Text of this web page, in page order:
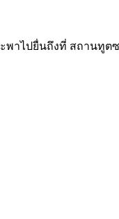
พาไปยื่นถึงที่ สถานทู